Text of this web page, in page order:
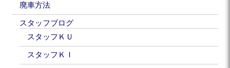
廃車方法
スタッフブログ
スタッフＫＵ
スタッフＫＩ